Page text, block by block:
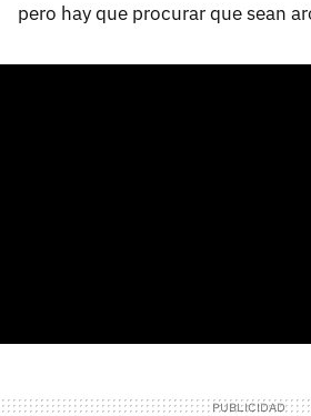
pero hay que procurar que sean